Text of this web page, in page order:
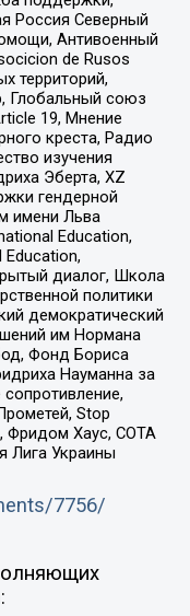
Россия Северный
Антивоенный
de Rusos
территорий,
Глобальный союз
19, Мнение
креста, Радио
изучения
Эберта, XZ
гендерной
имени Льва
Education,
диалог, Школа
политики
демократический
им Нормана
Фонд Бориса
Науманна за
Stop
Фридом Хаус, СОТА
Лига Украины
7756/